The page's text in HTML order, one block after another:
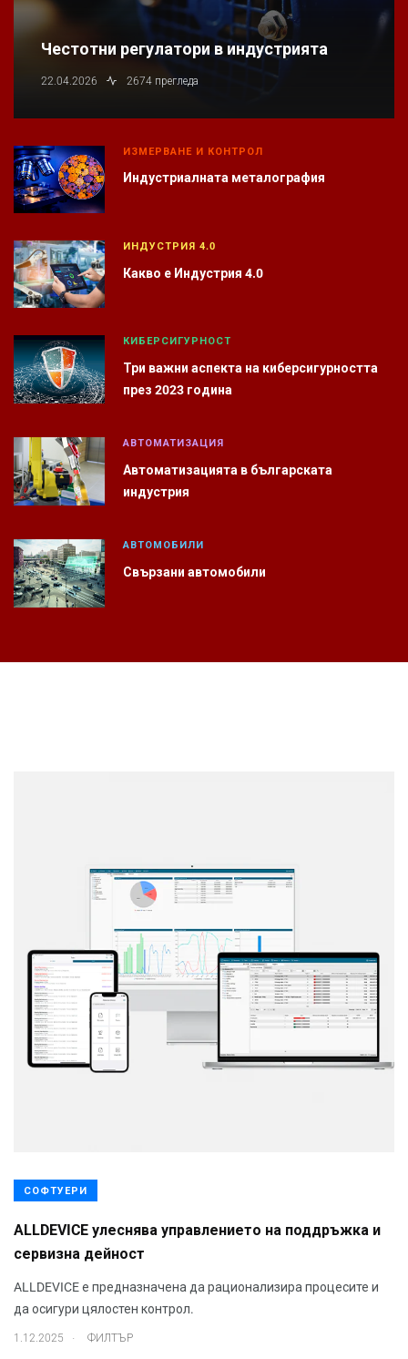
Честотни регулатори в индустрията
22.04.2026 2674 прегледа
ИЗМЕРВАНЕ И КОНТРОЛ
Индустриалната металография
ИНДУСТРИЯ 4.0
Какво е Индустрия 4.0
КИБЕРСИГУРНОСТ
Три важни аспекта на киберсигурността
през 2023 година
АВТОМАТИЗАЦИЯ
Автоматизацията в българската
индустрия
АВТОМОБИЛИ
Свързани автомобили
СОФТУЕРИ
ALLDEVICE улеснява управлението на поддръжка и
сервизна дейност
ALLDEVICE е предназначена да рационализира процесите и
да осигури цялостен контрол.
1.12.2025 ФИЛТЪР